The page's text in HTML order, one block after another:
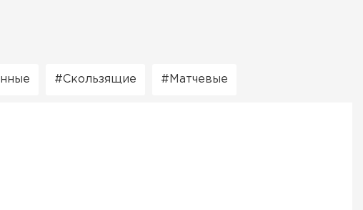
Скользящие Матчевые